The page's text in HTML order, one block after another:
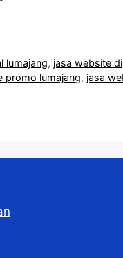
lumajang, jasa website di
promo lumajang, jasa